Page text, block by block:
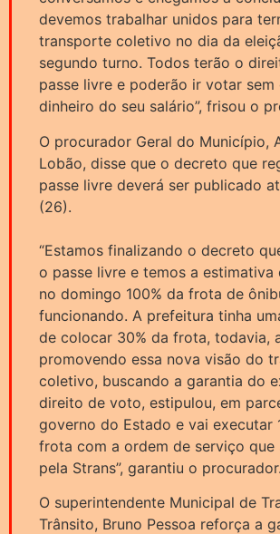
devemos trabalhar unidos para
transporte coletivo no dia da
segundo turno. Todos terão o
passe livre e poderão ir votar sem
dinheiro do seu salário”, frisou o
O procurador Geral do Município,
Lobão, disse que o decreto que
passe livre deverá ser publicado
(26).
“Estamos finalizando o decreto
o passe livre e temos a estimativa
no domingo 100% da frota de
funcionando. A prefeitura tinha
de colocar 30% da frota, todavia,
promovendo essa nova visão do
coletivo, buscando a garantia do
direito de voto, estipulou, em
governo do Estado e vai executar
frota com a ordem de serviço que
pela Strans”, garantiu o procurador.
O superintendente Municipal de
Trânsito, Bruno Pessoa reforça a